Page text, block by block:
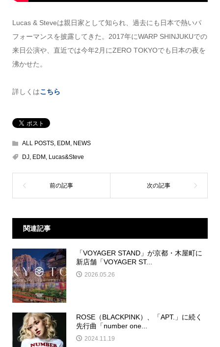
Lucas & Steveは親日家として知られ、過去にも日本で熱いパ
フォーマンスを披露してきた。2017年にWARP SHINJUKUでの
来日公演や、直近では今年2月にZERO TOKYOでも日本の夜を
沸かせた。
詳しくはこちら
ALL POSTS, EDM , NEWS
DJ, EDM , Lucas&Steve
関連記事
「VOYAGER STAND」が京都・木屋町に
新店舗「VOYAGER ST...
2026.05.26
ROSE（BLACKPINK）、「APT.」に続く
先行曲「number one...
2024.11.19